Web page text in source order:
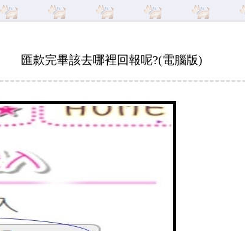
匯款完畢該去哪裡回報呢?(電腦版)